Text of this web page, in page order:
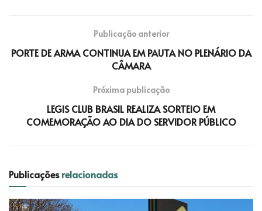
Publicação anterior
PORTE DE ARMA CONTINUA EM PAUTA NO PLENÁRIO DA
CÂMARA
Próxima publicação
LEGIS CLUB BRASIL REALIZA SORTEIO EM
COMEMORAÇÃO AO DIA DO SERVIDOR PÚBLICO
Publicaçõesrelacionadas